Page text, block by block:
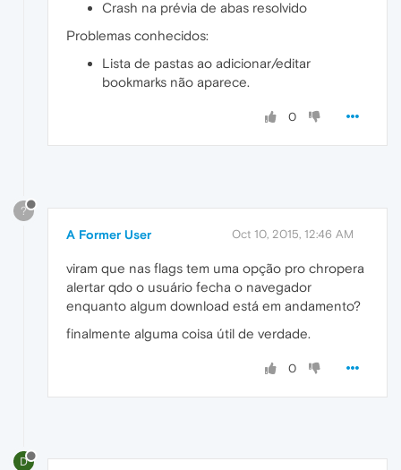
Crash na prévia de abas resolvido
Problemas conhecidos:
Lista de pastas ao adicionar/editar
bookmarks não aparece.
0
?
A Former User Oct 10, 2015, 12:46 AM
viram que nas flags tem uma opção pro chropera
alertar qdo o usuário fecha o navegador
enquanto algum download está em andamento?
finalmente alguma coisa útil de verdade.
0
D